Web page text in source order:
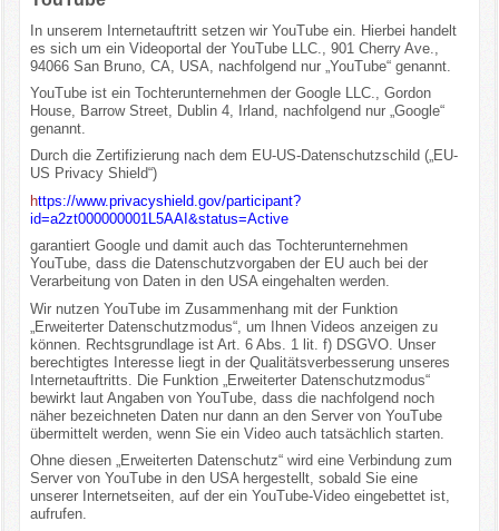
In unserem Internetauftritt setzen wir YouTube ein. Hierbei handelt
es sich um ein Videoportal der YouTube LLC., 901 Cherry Ave.,
94066 San Bruno, CA, USA, nachfolgend nur „YouTube“ genannt.
YouTube ist ein Tochterunternehmen der Google LLC., Gordon
House, Barrow Street, Dublin 4, Irland, nachfolgend nur „Google“
genannt.
Durch die Zertifizierung nach dem EU-US-Datenschutzschild („EU-
US Privacy Shield“)
https://www.privacyshield.gov/participant?
id=a2zt000000001L5AAI&status=Active
garantiert Google und damit auch das Tochterunternehmen
YouTube, dass die Datenschutzvorgaben der EU auch bei der
Verarbeitung von Daten in den USA eingehalten werden.
Wir nutzen YouTube im Zusammenhang mit der Funktion
„Erweiterter Datenschutzmodus“, um Ihnen Videos anzeigen zu
können. Rechtsgrundlage ist Art. 6 Abs. 1 lit. f) DSGVO. Unser
berechtigtes Interesse liegt in der Qualitätsverbesserung unseres
Internetauftritts. Die Funktion „Erweiterter Datenschutzmodus“
bewirkt laut Angaben von YouTube, dass die nachfolgend noch
näher bezeichneten Daten nur dann an den Server von YouTube
übermittelt werden, wenn Sie ein Video auch tatsächlich starten.
Ohne diesen „Erweiterten Datenschutz“ wird eine Verbindung zum
Server von YouTube in den USA hergestellt, sobald Sie eine
unserer Internetseiten, auf der ein YouTube-Video eingebettet ist,
aufrufen.